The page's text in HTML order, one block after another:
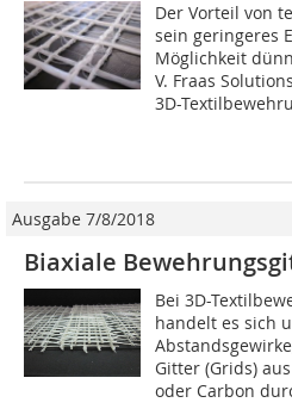
Der Vorteil von
sein geringeres
Möglichkeit
V. Fraas
3D-
Ausgabe 7/8/2018
Biaxiale
Bei 3D-
handelt es sich
Gitter (Grids)
oder Carbon